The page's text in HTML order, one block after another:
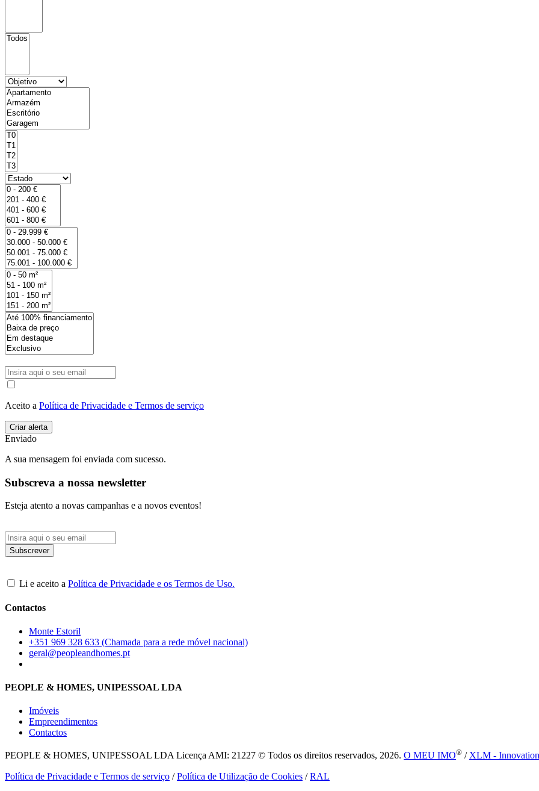
Aceito a Política de Privacidade e Termos de serviço
Enviado
A sua mensagem foi enviada com sucesso.
Subscreva a nossa newsletter
Esteja atento a novas campanhas e a novos eventos!
Li e aceito a Política de Privacidade e os Termos de Uso.
Contactos
Monte Estoril
+351 969 328 633 (Chamada para a rede móvel nacional)
geral@peopleandhomes.pt
PEOPLE & HOMES, UNIPESSOAL LDA
Imóveis
Empreendimentos
Contactos
PEOPLE & HOMES, UNIPESSOAL LDALicença AMI: 21227 © Todos os direitos reservados, 2026. O MEU IMO® /XLM -
Política de Privacidade e Termos de serviço /Política de Utilização de Cookies /RAL